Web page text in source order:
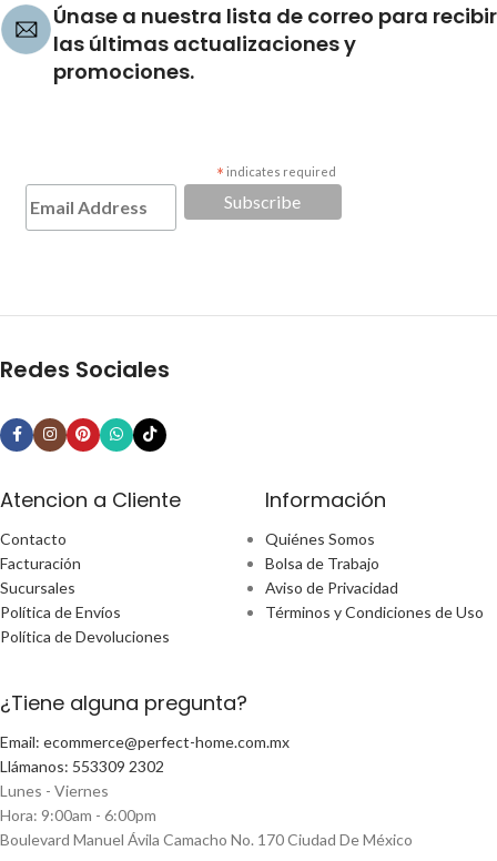
Únase a nuestra lista de correo para recibir
las últimas actualizaciones y
promociones.
* indicates required
Redes Sociales
Atencion a Cliente
Contacto
Facturación
Sucursales
Política de Envíos
Política de Devoluciones
Información
Quiénes Somos
Bolsa de Trabajo
Aviso de Privacidad
Términos y Condiciones de Uso
¿Tiene alguna pregunta?
Email: ecommerce@perfect-home.com.mx
Llámanos: 553309 2302
Lunes - Viernes
Hora: 9:00am - 6:00pm
Boulevard Manuel Ávila Camacho No. 170 Ciudad De México